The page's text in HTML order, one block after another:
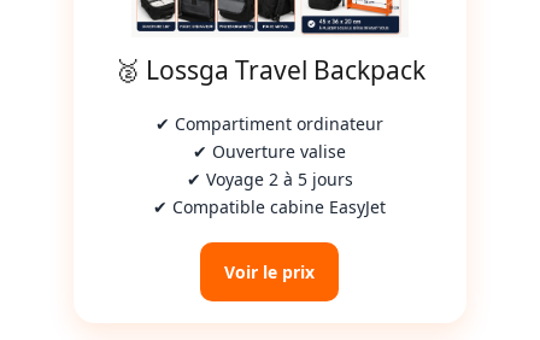
🥈 Lossga Travel Backpack
✔ Compartiment ordinateur
✔ Ouverture valise
✔ Voyage 2 à 5 jours
✔ Compatible cabine EasyJet
Voir le prix